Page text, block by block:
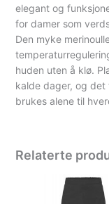
elegant og
for damer som
Den myke
huden uten å klø.
kalde dager, og
brukes alene til
Relaterte